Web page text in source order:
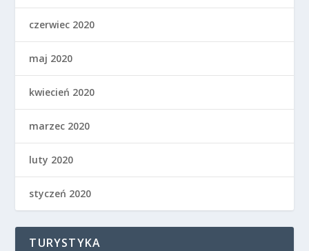
czerwiec 2020
maj 2020
kwiecień 2020
marzec 2020
luty 2020
styczeń 2020
TURYSTYKA